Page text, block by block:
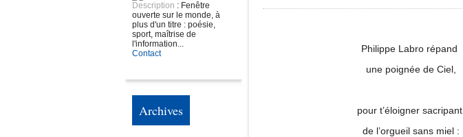
Description : Fenêtre
ouverte sur le monde, à
plus d'un titre : poésie,
sport, maîtrise de
l'information...
Contact
Archives
Philippe Labro répand
une poignée de Ciel,
pour t’éloigner sacripant
de l’orgueil sans miel :